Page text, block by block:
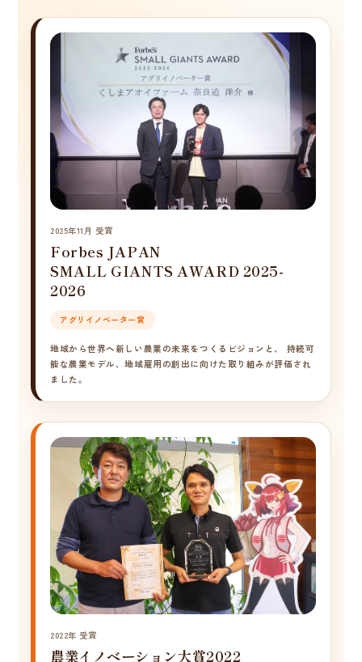
2025年11月 受賞
Forbes JAPAN
SMALL GIANTS AWARD 2025-
2026
アグリイノベーター賞
地域から世界へ新しい農業の未来をつくるビジョンと、 持続可
能な農業モデル、地域雇用の創出に向けた取り組みが評価され
ました。
2022年 受賞
農業イノベーション大賞2022